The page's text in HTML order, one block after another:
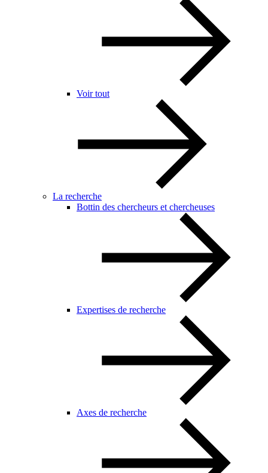
Voir tout
La recherche
Bottin des chercheurs et chercheuses
Expertises de recherche
Axes de recherche